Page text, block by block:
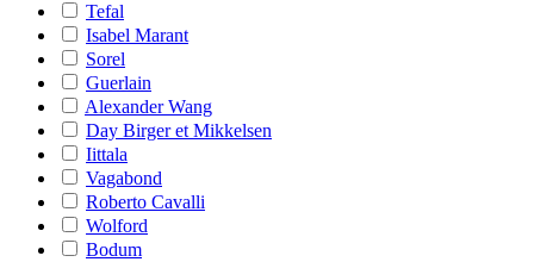
Tefal
Isabel Marant
Sorel
Guerlain
Alexander Wang
Day Birger et Mikkelsen
Iittala
Vagabond
Roberto Cavalli
Wolford
Bodum